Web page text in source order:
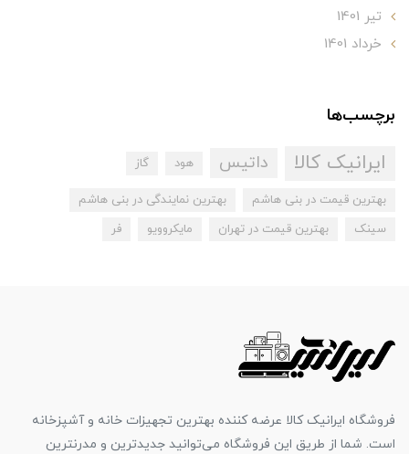
تير 1401
خرداد 1401
برچسب‌ها
ایرانیک کالا داتیس هود گاز
بهترین قیمت در بنی هاشم
بهترین نمایندگی در بنی هاشم
سینک
بهترین قیمت در تهران مایکروویو فر
فروشگاه ایرانیک کالا عرضه کننده بهترین تجهیزات خانه و آشپزخانه
است. شما از طریق این فروشگاه می‌توانید جدیدترین و مدرنترین